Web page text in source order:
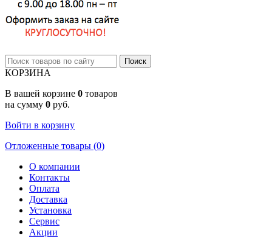
КОРЗИНА
В вашей корзине 0 товаров
на сумму 0 руб.
Войти в корзину
Отложенные товары (0)
О компании
Контакты
Оплата
Доставка
Установка
Сервис
Акции